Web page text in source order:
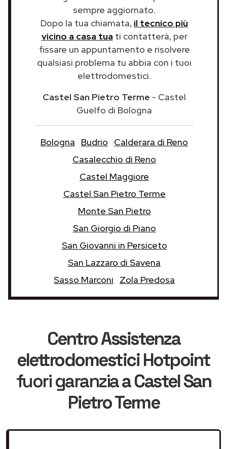
sempre aggiornato.
Dopo la tua chiamata, il tecnico più
vicino a casa tua ti contatterà, per
fissare un appuntamento e risolvere
qualsiasi problema tu abbia con i tuoi
elettrodomestici.
Castel San Pietro Terme - Castel
Guelfo di Bologna
Bologna Budrio
Calderara di Reno
Casalecchio di Reno
Castel Maggiore
Castel San Pietro Terme
Monte San Pietro
San Giorgio di Piano
San Giovanni in Persiceto
San Lazzaro di Savena
Sasso Marconi
Zola Predosa
Centro Assistenza
elettrodomestici Hotpoint
fuori garanziaa Castel San
Pietro Terme